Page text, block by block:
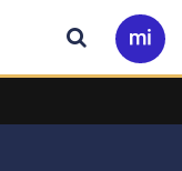
Ir
a
Buscar